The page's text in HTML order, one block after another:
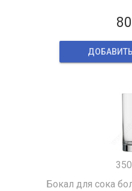
Бокал для сока